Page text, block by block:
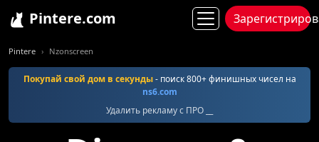
Pintere.com
Pintere Nzonscreen
Покупай свой дом в секунды- поиск 800+ финишных чисел на
ns6.com
Удалить рекламу с ПРО __